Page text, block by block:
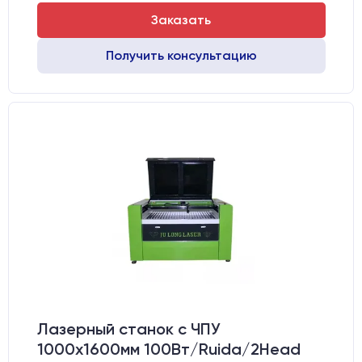
Заказать
Получить консультацию
Лазерный станок c ЧПУ
1000х1600мм 100Вт/Ruida/2Head